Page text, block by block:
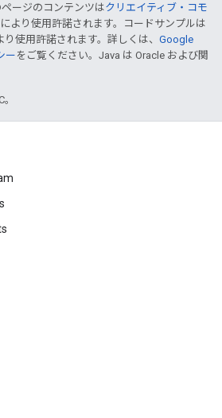
ージのコンテンツはクリエイティブ・コモ
により使用許諾されます。コードサンプルは
り使用許諾されます。詳しくは、 Google
ー をご覧ください。Java は Oracle および関